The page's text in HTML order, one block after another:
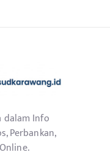
Info
Perbankan,